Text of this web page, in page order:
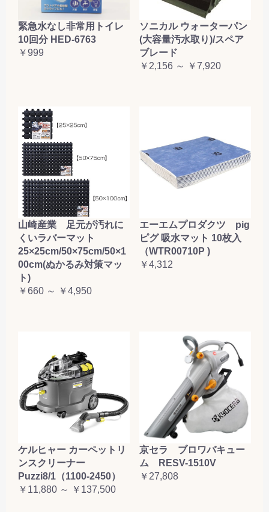
緊急水なし非常用トイレ
10回分 HED-6763
￥999
ソニカル ウォーターパン
(大容量汚水取り)/スペア
ブレード
￥2,156 ～ ￥7,920
山崎産業 足元が汚れに
くいラバーマット
25×25cm/50×75cm/50×1
00cm(ぬかるみ対策マッ
ト)
￥660 ～ ￥4,950
エーエムプロダクツ pig
ピグ 吸水マット 10枚入
（WTR00710P )
￥4,312
ケルヒャー カーペットリ
ンスクリーナー
Puzzi8/1（1100-2450）
￥11,880 ～ ￥137,500
京セラ ブロワバキュー
ム RESV-1510V
￥27,808